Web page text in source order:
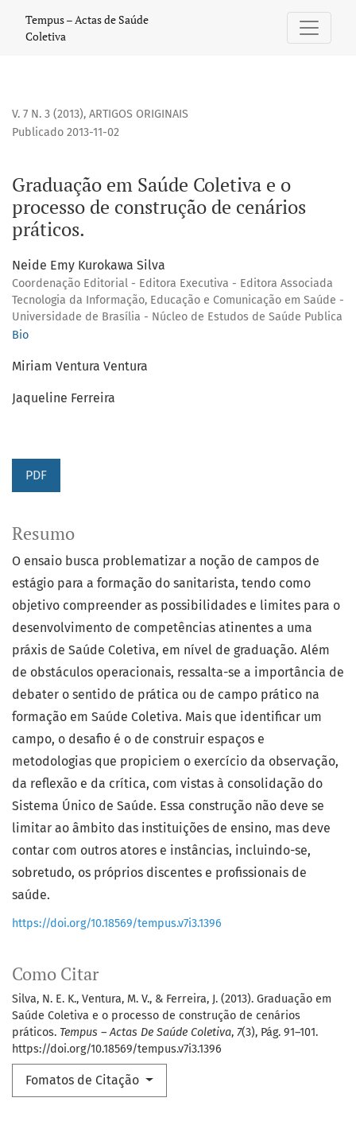
Graduação em Saúde Coletiva e o processo de construção
Tempus – Actas de Saúde
Coletiva
V. 7 N. 3 (2013), ARTIGOS ORIGINAIS
Graduação em Saúde Coletiva e o
processo de construção de cenários
práticos.
Publicado 2013-11-02
Neide Emy Kurokawa Silva
Coordenação Editorial - Editora Executiva - Editora Associada
Tecnologia da Informação, Educação e Comunicação em Saúde -
Universidade de Brasília - Núcleo de Estudos de Saúde Publica
Bio
Miriam Ventura Ventura
Jaqueline Ferreira
PDF
Como Citar
Silva, N. E. K., Ventura, M. V., & Ferreira, J. (2013). Graduação em
Saúde Coletiva e o processo de construção de cenários
práticos. Tempus – Actas De Saúde Coletiva, 7(3), Pág. 91–101.
https://doi.org/10.18569/tempus.v7i3.1396
Fomatos de Citação
Resumo
O ensaio busca problematizar a noção de campos de
estágio para a formação do sanitarista, tendo como
objetivo compreender as possibilidades e limites para o
desenvolvimento de competências atinentes a uma
práxis de Saúde Coletiva, em nível de graduação. Além
de obstáculos operacionais, ressalta-se a importância de
debater o sentido de prática ou de campo prático na
formação em Saúde Coletiva. Mais que identificar um
campo, o desafio é o de construir espaços e
metodologias que propiciem o exercício da observação,
da reflexão e da crítica, com vistas à consolidação do
Sistema Único de Saúde. Essa construção não deve se
limitar ao âmbito das instituições de ensino, mas deve
contar com outros atores e instâncias, incluindo-se,
sobretudo, os próprios discentes e profissionais de
saúde.
https://doi.org/10.18569/tempus.v7i3.1396